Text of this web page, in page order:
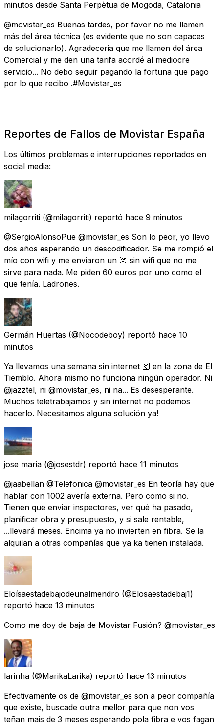
minutos desde Santa Perpètua de Mogoda, Catalonia
@movistar_es Buenas tardes, por favor no me llamen
más del área técnica (es evidente que no son capaces
de solucionarlo). Agradeceria que me llamen del área
Comercial y me den una tarifa acordé al mediocre
servicio... No debo seguir pagando la fortuna que pago
por lo que recibo .#Movistar_es
Reportes de Fallos de Movistar España
Los últimos problemas e interrupciones reportados en
social media:
milagorriti (@milagorriti) reportó hace 9 minutos
@SergioAlonsoPue @movistar_es Son lo peor, yo llevo
dos años esperando un descodificador. Se me rompió el
mío con wifi y me enviaron un 💩 sin wifi que no me
sirve para nada. Me piden 60 euros por uno como el
que tenía. Ladrones.
Germán Huertas (@Nocodeboy) reportó hace 10
minutos
Ya llevamos una semana sin internet 🛜 en la zona de El
Tiemblo. Ahora mismo no funciona ningún operador. Ni
@jazztel, ni @movistar_es, ni na... Es desesperante.
Muchos teletrabajamos y sin internet no podemos
hacerlo. Necesitamos alguna solución ya!
jose maria (@josestdr) reportó hace 11 minutos
@jaabellan @Telefonica @movistar_es En teoría hay que
hablar con 1002 avería externa. Pero como si no.
Tienen que enviar inspectores, ver qué ha pasado,
planificar obra y presupuesto, y si sale rentable,
...llevará meses. Encima ya no invierten en fibra. Se la
alquilan a otras compañías que ya ka tienen instalada.
Eloísaestadebajodeunalmendro (@Elosaestadebaj1)
reportó hace 13 minutos
Como me doy de baja de Movistar Fusión? @movistar_es
larinha (@MarikaLarika) reportó hace 13 minutos
Efectivamente os de @movistar_es son a peor compañía
que existe, buscade outra mellor para que non vos
teñan mais de 3 meses esperando pola fibra e vos fagan